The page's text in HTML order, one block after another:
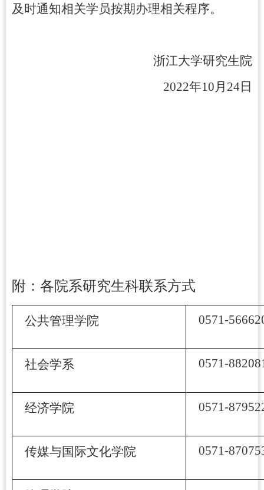
及时通知相关学员按期办理相关程序。
浙江大学研究生院
2022年10月 24日
附：各院系研究生科联系方式
公共管理学院 0571-
社会学系 0571-
经济学院 0571-
传媒与国际文化学院 0571-